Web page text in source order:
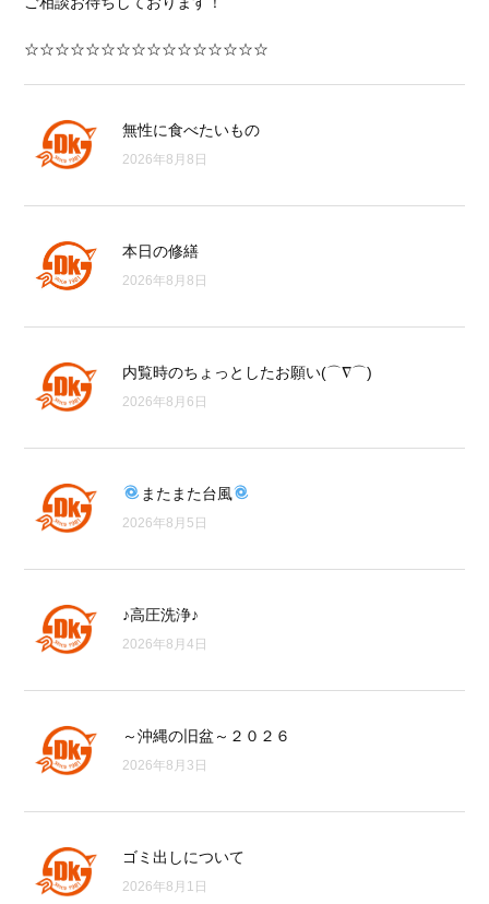
☆☆☆☆☆☆☆☆☆☆☆☆☆☆☆☆
無性に食べたいもの
2026年8月8日
本日の修繕
2026年8月8日
内覧時のちょっとしたお願い(⌒∇⌒)
2026年8月6日
またまた台風
2026年8月5日
♪高圧洗浄♪
2026年8月4日
～沖縄の旧盆～２０２６
2026年8月3日
ゴミ出しについて
2026年8月1日